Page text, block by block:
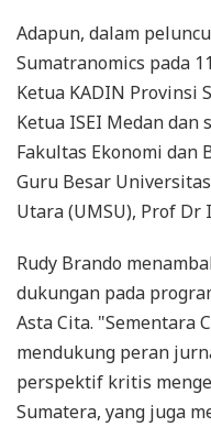
Adapun, dalam
Sumatranomics pada
Ketua KADIN Provinsi
Ketua ISEI Medan
Fakultas Ekonomi dan
Guru Besar
Utara (UMSU), Prof Dr
Rudy Brando
dukungan pada
Asta Cita.
mendukung peran
perspektif kritis
Sumatera, yang juga